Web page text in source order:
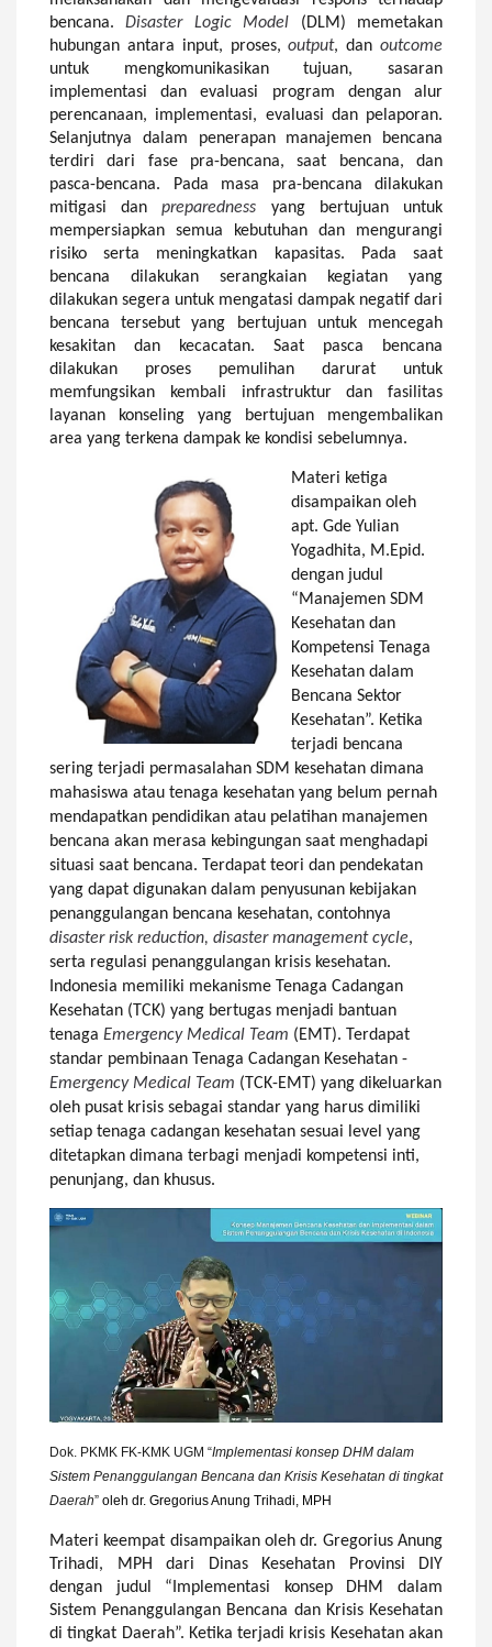
bencana.Disaster Logic Model (DLM) memetakan
hubungan antara input, proses,output, danoutcome
untuk mengkomunikasikan tujuan, sasaran
implementasi dan evaluasi program dengan alur
perencanaan, implementasi, evaluasi dan pelaporan.
Selanjutnya dalam penerapan manajemen bencana
terdiri dari fase pra-bencana, saat bencana, dan
pasca-bencana. Pada masa pra-bencana dilakukan
mitigasi danpreparedness yang bertujuan untuk
mempersiapkan semua kebutuhan dan mengurangi
risiko serta meningkatkan kapasitas. Pada saat
bencana dilakukan serangkaian kegiatan yang
dilakukan segera untuk mengatasi dampak negatif dari
bencana tersebut yang bertujuan untuk mencegah
kesakitan dan kecacatan. Saat pasca
bencana
dilakukan proses pemulihan darurat untuk
memfungsikan kembali infrastruktur dan fasilitas
layanan konseling yang bertujuan mengembalikan
area yang terkena dampak ke kondisi sebelumnya.
Materi ketiga
disampaikan oleh
apt. Gde Yulian
Yogadhita, M.Epid.
dengan judul
“Manajemen SDM
Kesehatan dan
Kompetensi Tenaga
Kesehatan dalam
Bencana Sektor
Kesehatan”. Ketika
terjadi bencana
sering terjadi permasalahan SDM kesehatan dimana
mahasiswa atau tenaga kesehatan yang belum pernah
mendapatkan pendidikan atau pelatihan manajemen
bencana akan merasa kebingungan saat menghadapi
situasi saat bencana. Terdapat teori dan pendekatan
yang dapat digunakan dalam penyusunan kebijakan
penanggulangan bencana kesehatan, contohnya
disaster risk reduction, disaster management cycle,
serta regulasi penanggulangan krisis kesehatan.
Indonesia memiliki mekanisme Tenaga Cadangan
Kesehatan (TCK) yang bertugas menjadi bantuan
tenaga Emergency Medical Team (EMT). Terdapat
standar pembinaan Tenaga Cadangan Kesehatan -
Emergency Medical Team (TCK-EMT) yang dikeluarkan
oleh pusat krisis sebagai standar yang harus dimiliki
setiap tenaga cadangan kesehatan sesuai level yang
ditetapkan dimana terbagi menjadi kompetensi inti,
penunjang, dan khusus.
Dok. PKMK FK-KMK UGM “Implementasi konsep DHM dalam
Sistem Penanggulangan Bencana dan Krisis Kesehatan di tingkat
Daerah” oleh dr. Gregorius Anung Trihadi, MPH
Materi keempat disampaikan oleh dr. Gregorius Anung
Trihadi, MPH dari Dinas Kesehatan Provinsi DIY
dengan judul “Implementasi konsep DHM dalam
Sistem Penanggulangan Bencana dan Krisis Kesehatan
di tingkat Daerah”. Ketika terjadi krisis Kesehatan akan